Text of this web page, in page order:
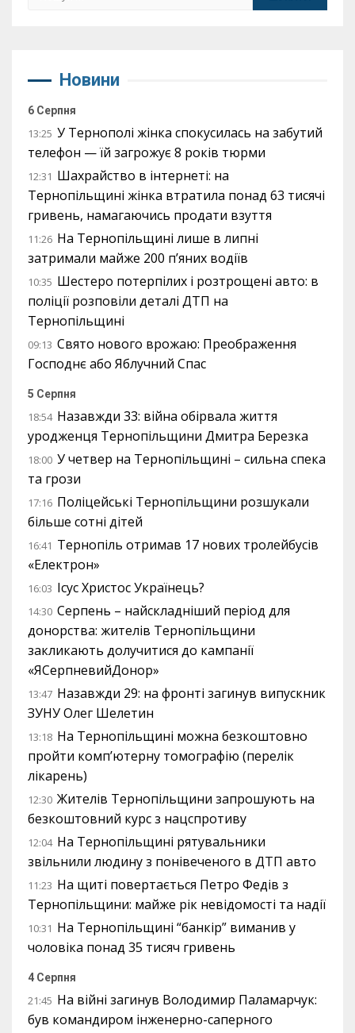
Новини
6 Серпня
13:25 У Тернополі жінка спокусилась на забутий
телефон — їй загрожує 8 років тюрми
12:31 Шахрайство в інтернеті: на
Тернопільщині жінка втратила понад 63 тисячі
гривень, намагаючись продати взуття
11:26 На Тернопільщині лише в липні
затримали майже 200 п’яних водіїв
10:35 Шестеро потерпілих і розтрощені авто: в
поліції розповіли деталі ДТП на
Тернопільщині
09:13 Свято нового врожаю: Преображення
Господнє або Яблучний Спас
5 Серпня
18:54 Назавжди 33: війна обірвала життя
уродженця Тернопільщини Дмитра Березка
18:00 У четвер на Тернопільщині – сильна спека
та грози
17:16 Поліцейські Тернопільщини розшукали
більше сотні дітей
16:41 Тернопіль отримав 17 нових тролейбусів
«Електрон»
16:03 Ісус Христос Українець?
14:30 Серпень – найскладніший період для
донорства: жителів Тернопільщини
закликають долучитися до кампанії
«ЯСерпневийДонор»
13:47 Назавжди 29: на фронті загинув випускник
ЗУНУ Олег Шелетин
13:18 На Тернопільщині можна безкоштовно
пройти комп’ютерну томографію (перелік
лікарень)
12:30 Жителів Тернопільщини запрошують на
безкоштовний курс з нацспротиву
12:04 На Тернопільщині рятувальники
звільнили людину з понівеченого в ДТП авто
11:23 На щиті повертається Петро Федів з
Тернопільщини: майже рік невідомості та надії
10:31 На Тернопільщині “банкір” виманив у
чоловіка понад 35 тисяч гривень
4 Серпня
21:45 На війні загинув Володимир Паламарчук:
був командиром інженерно-саперного